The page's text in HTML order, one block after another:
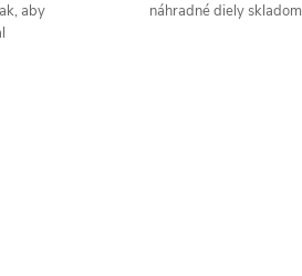
aby
náhradné diely skladom